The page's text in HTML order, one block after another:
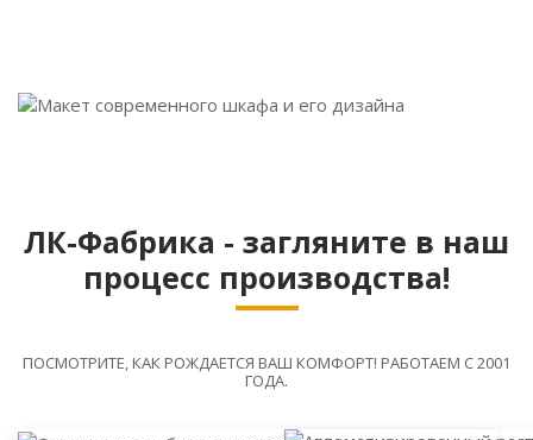
ЛК-Фабрика - загляните в наш
процесс производства!
ПОСМОТРИТЕ, КАК РОЖДАЕТСЯ ВАШ КОМФОРТ! РАБОТАЕМ С 2001
ГОДА.